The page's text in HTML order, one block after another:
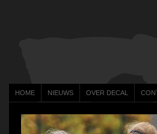
HOME NIEUWS OVER DECAL